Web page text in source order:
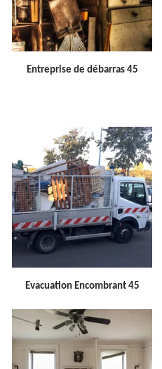
Entreprise de débarras 45
Evacuation Encombrant 45